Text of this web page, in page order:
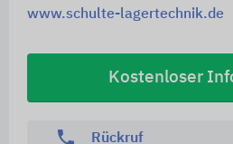
www.schulte-lagertechnik.de
Kostenloser
phone Rückruf